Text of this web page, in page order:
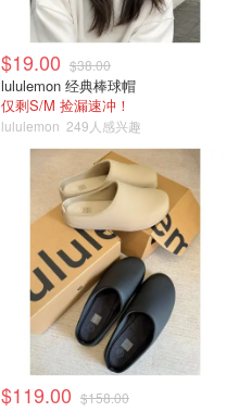
$19.00 $38.00
lululemon 经典棒球帽
仅剩S/M 捡漏速冲！
lululemon 249人感兴趣
$119.00 $158.00